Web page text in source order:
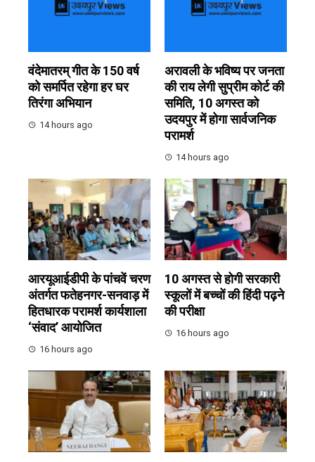
वंदेमातरम् गीत के 150 वर्ष
को समर्पित रहेगा हर घर
तिरंगा अभियान
14 hours ago
अरावली के भविष्य पर जनता
की राय लेगी सुप्रीम कोर्ट की
समिति, 10 अगस्त को
उदयपुर में होगा सार्वजनिक
परामर्श
14 hours ago
आरयूआईडीपी के पांचवें चरण
अंतर्गत फतेहनगर-सनवाड़ में
हितधारक परामर्श कार्यशाला
‘संवाद’ आयोजित
16 hours ago
10 अगस्त से होगी सरकारी
स्कूलों में बच्चों की हिंदी पढ़ने
की परीक्षा
16 hours ago